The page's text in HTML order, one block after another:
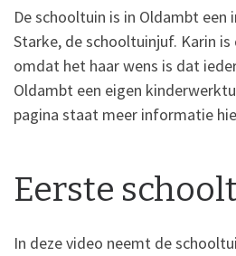
De schooltuin is in Oldambt een
Starke, de schooltuinjuf. Karin
omdat het haar wens is dat
Oldambt een eigen
pagina staat meer informatie
Eerste
In deze video neemt de